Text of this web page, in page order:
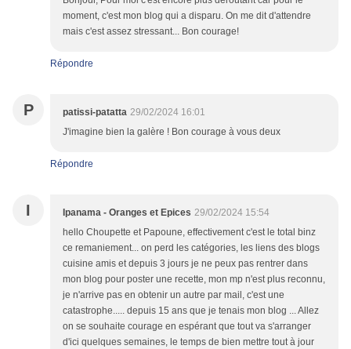
moment, c'est mon blog qui a disparu. On me dit d'attendre
mais c'est assez stressant... Bon courage!
Répondre
P patissi-patatta 29/02/2024 16:01
J'imagine bien la galère ! Bon courage à vous deux
Répondre
I Ipanama - Oranges et Epices 29/02/2024 15:54
hello Choupette et Papoune, effectivement c'est le total binz
ce remaniement... on perd les catégories, les liens des blogs
cuisine amis et depuis 3 jours je ne peux pas rentrer dans
mon blog pour poster une recette, mon mp n'est plus reconnu,
je n'arrive pas en obtenir un autre par mail, c'est une
catastrophe..... depuis 15 ans que je tenais mon blog ... Allez
on se souhaite courage en espérant que tout va s'arranger
d'ici quelques semaines, le temps de bien mettre tout à jour